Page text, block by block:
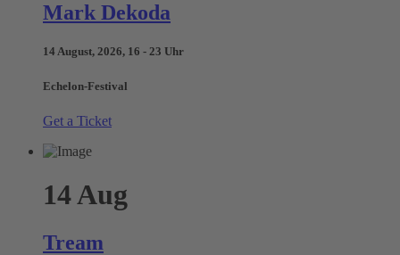
Mark Dekoda
14 August, 2026, 16 - 23 Uhr
Echelon-Festival
Get a Ticket
14Aug
Tream